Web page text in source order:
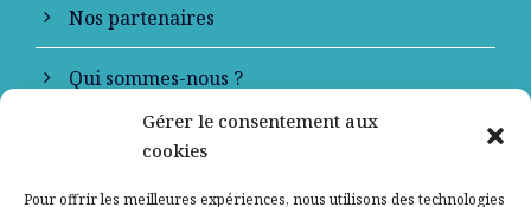
Gérer le consentement aux
cookies
Pour offrir les meilleures expériences, nous utilisons des technologies
Nos partenaires
Qui sommes-nous ?
Contactez-nous
Mentions légales